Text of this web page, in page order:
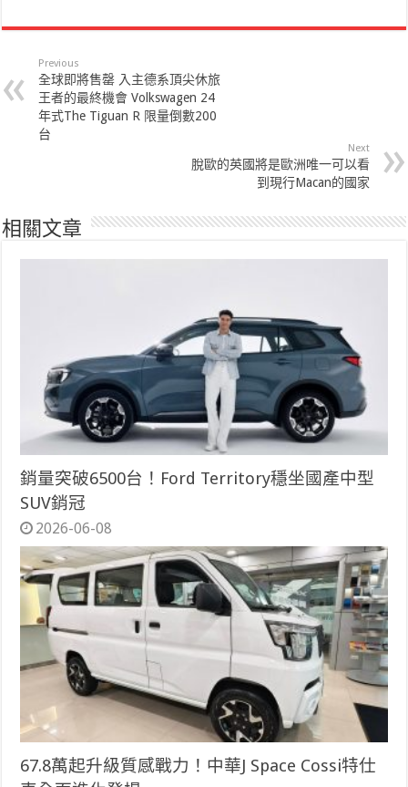
Previous
全球即將售罄 入主德系頂尖休旅
王者的最終機會 Volkswagen 24
年式The Tiguan R 限量倒數200
台
Next
脫歐的英國將是歐洲唯一可以看
到現行Macan的國家
相關文章
銷量突破6500台！Ford Territory穩坐國產中型
SUV銷冠
2026-06-08
67.8萬起升級質感戰力！中華J Space Cossi特仕